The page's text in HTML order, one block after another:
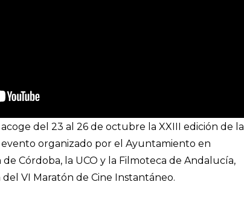
del 23 al 26 de octubre la XXIII edición de la
organizado por el Ayuntamiento en
Córdoba, la UCO y la Filmoteca de Andalucía,
VI Maratón de Cine Instantáneo.